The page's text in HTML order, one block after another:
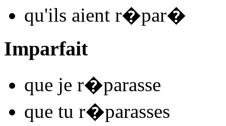
qu'ils aient r�par�
Imparfait
que je r�parasse
que tu r�parasses